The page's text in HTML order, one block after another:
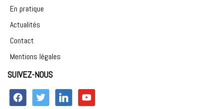
En pratique
Actualités
Contact
Mentions légales
SUIVEZ-NOUS
facebook twitter linkedin
youtube